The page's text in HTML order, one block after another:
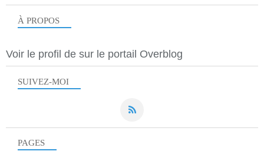
SUIVEZ-MOI
À PROPOS
Voir le profil de sur le portail Overblog
PAGES